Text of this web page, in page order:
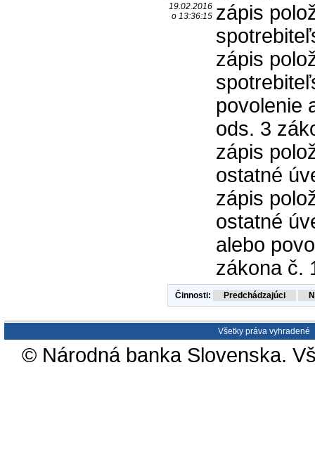
19.02.2016
o 13:36:15 zápis
zápis
povolenie
ods. 3
zápis
ostatné
zápis
ostatné
alebo
zákona č.
Činnosti:
Všetky práva vyhradené
© Národná banka Slovenska.